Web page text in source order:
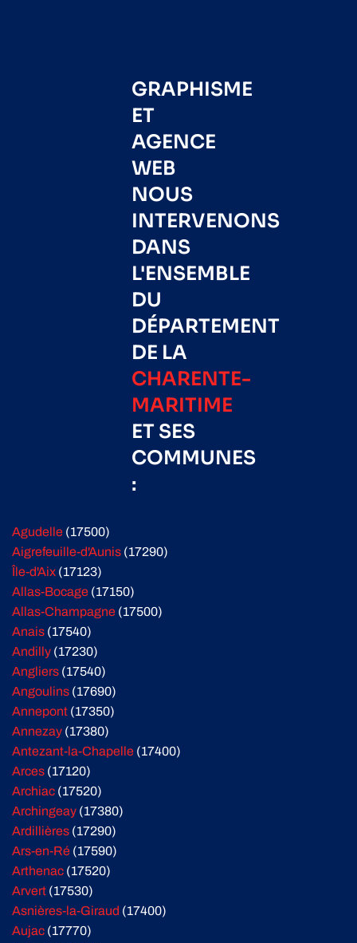
GRAPHISME
ET
AGENCE
WEB
NOUS
INTERVENONS
DANS
L'ENSEMBLE
DU
DÉPARTEMENT
DE LA
CHARENTE-
MARITIME
ET SES
COMMUNES
:
Agudelle (17500)
Aigrefeuille-d'Aunis (17290)
Île-d'Aix (17123)
Allas-Bocage (17150)
Allas-Champagne (17500)
Anais (17540)
Andilly (17230)
Angliers (17540)
Angoulins (17690)
Annepont (17350)
Annezay (17380)
Antezant-la-Chapelle (17400)
Arces (17120)
Archiac (17520)
Archingeay (17380)
Ardillières (17290)
Ars-en-Ré (17590)
Arthenac (17520)
Arvert (17530)
Asnières-la-Giraud (17400)
Aujac (17770)